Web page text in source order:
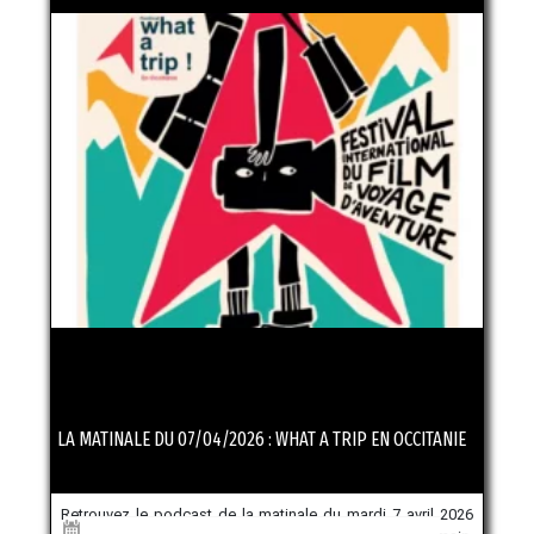
LA MATINALE DU 07/04/2026 : WHAT A TRIP EN OCCITANIE
Retrouvez le podcast de la matinale du mardi 7 avril 2026